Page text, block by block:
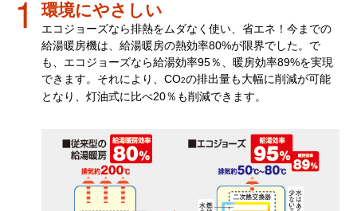
環境にやさしい
エコジョーズなら排熱をムダなく使い、省エネ！今までの
給湯暖房機は、給湯暖房の熱効率80%が限界でした。で
も、エコジョーズなら給湯効率95％、暖房効率89%を実現
できます。それにより、CO2の排出量も大幅に削減が可能
となり、灯油式に比べ20％も削減できます。